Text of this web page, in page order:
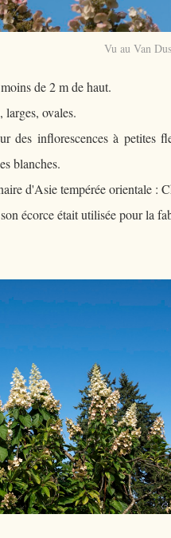
Vu au Van
de 2 m de haut.
ovales.
des inflorescences à petites
blanches.
d'Asie tempérée orientale :
écorce était utilisée pour la